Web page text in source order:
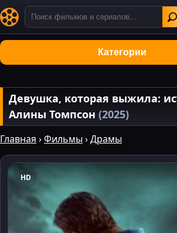
Категории
Девушка, которая выжила:
Алины Томпсон (2025)
Главная ›Фильмы ›Драмы
HD